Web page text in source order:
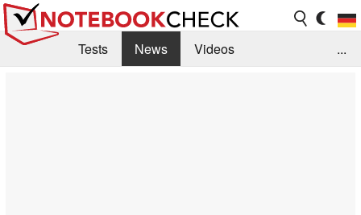
Tests News
Videos
...